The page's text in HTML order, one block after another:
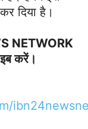
दिया है।
NETWORK
करें।